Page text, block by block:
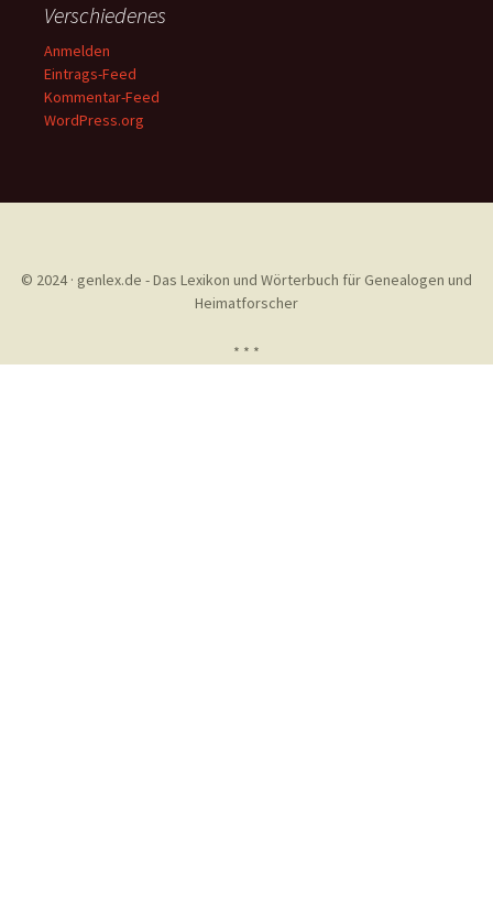
Verschiedenes
Anmelden
Eintrags-Feed
Kommentar-Feed
WordPress.org
© 2024 · genlex.de - Das Lexikon und Wörterbuch für Genealogen und
Heimatforscher
* * *